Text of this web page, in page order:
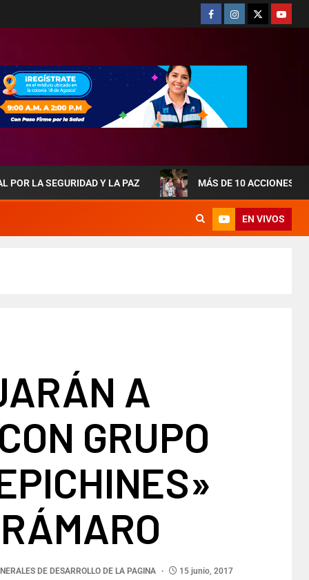
Y LA PAZ MÁS DE 10 ACCIONES DE OBRAS
EN VIVOS
A
GRUPO
DE DESARROLLO DE LA PAGINA 15 junio, 2017